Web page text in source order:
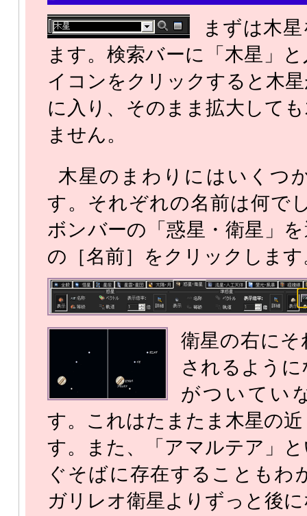
まずは木
ます。検索バーに「木星」
イコンをクリックすると木
に入り、そのまま拡大して
ません。
木星のまわりにはいくつ
す。それぞれの名前は何で
ボンバーの「惑星・衛星」
の［名前］をクリックします
衛星の右に
されるよう
がついてい
す。これはたまたま木星の
す。また、「アマルテア」
ぐそばに存在することもわ
ガリレオ衛星よりずっと後